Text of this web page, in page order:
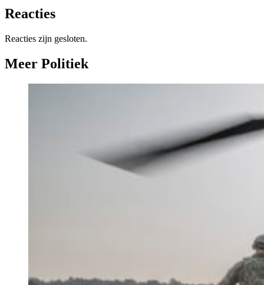
Reacties
Reacties zijn gesloten.
Meer Politiek